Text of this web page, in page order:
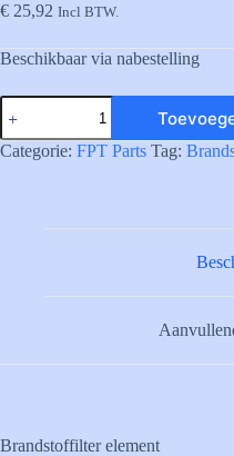
€ 25,92 Incl BTW.
Beschikbaar via nabestelling
1902138
FUEL
FILTER
ELEMENT
Categorie: FPT Parts Tag:
Brandstoffilter element